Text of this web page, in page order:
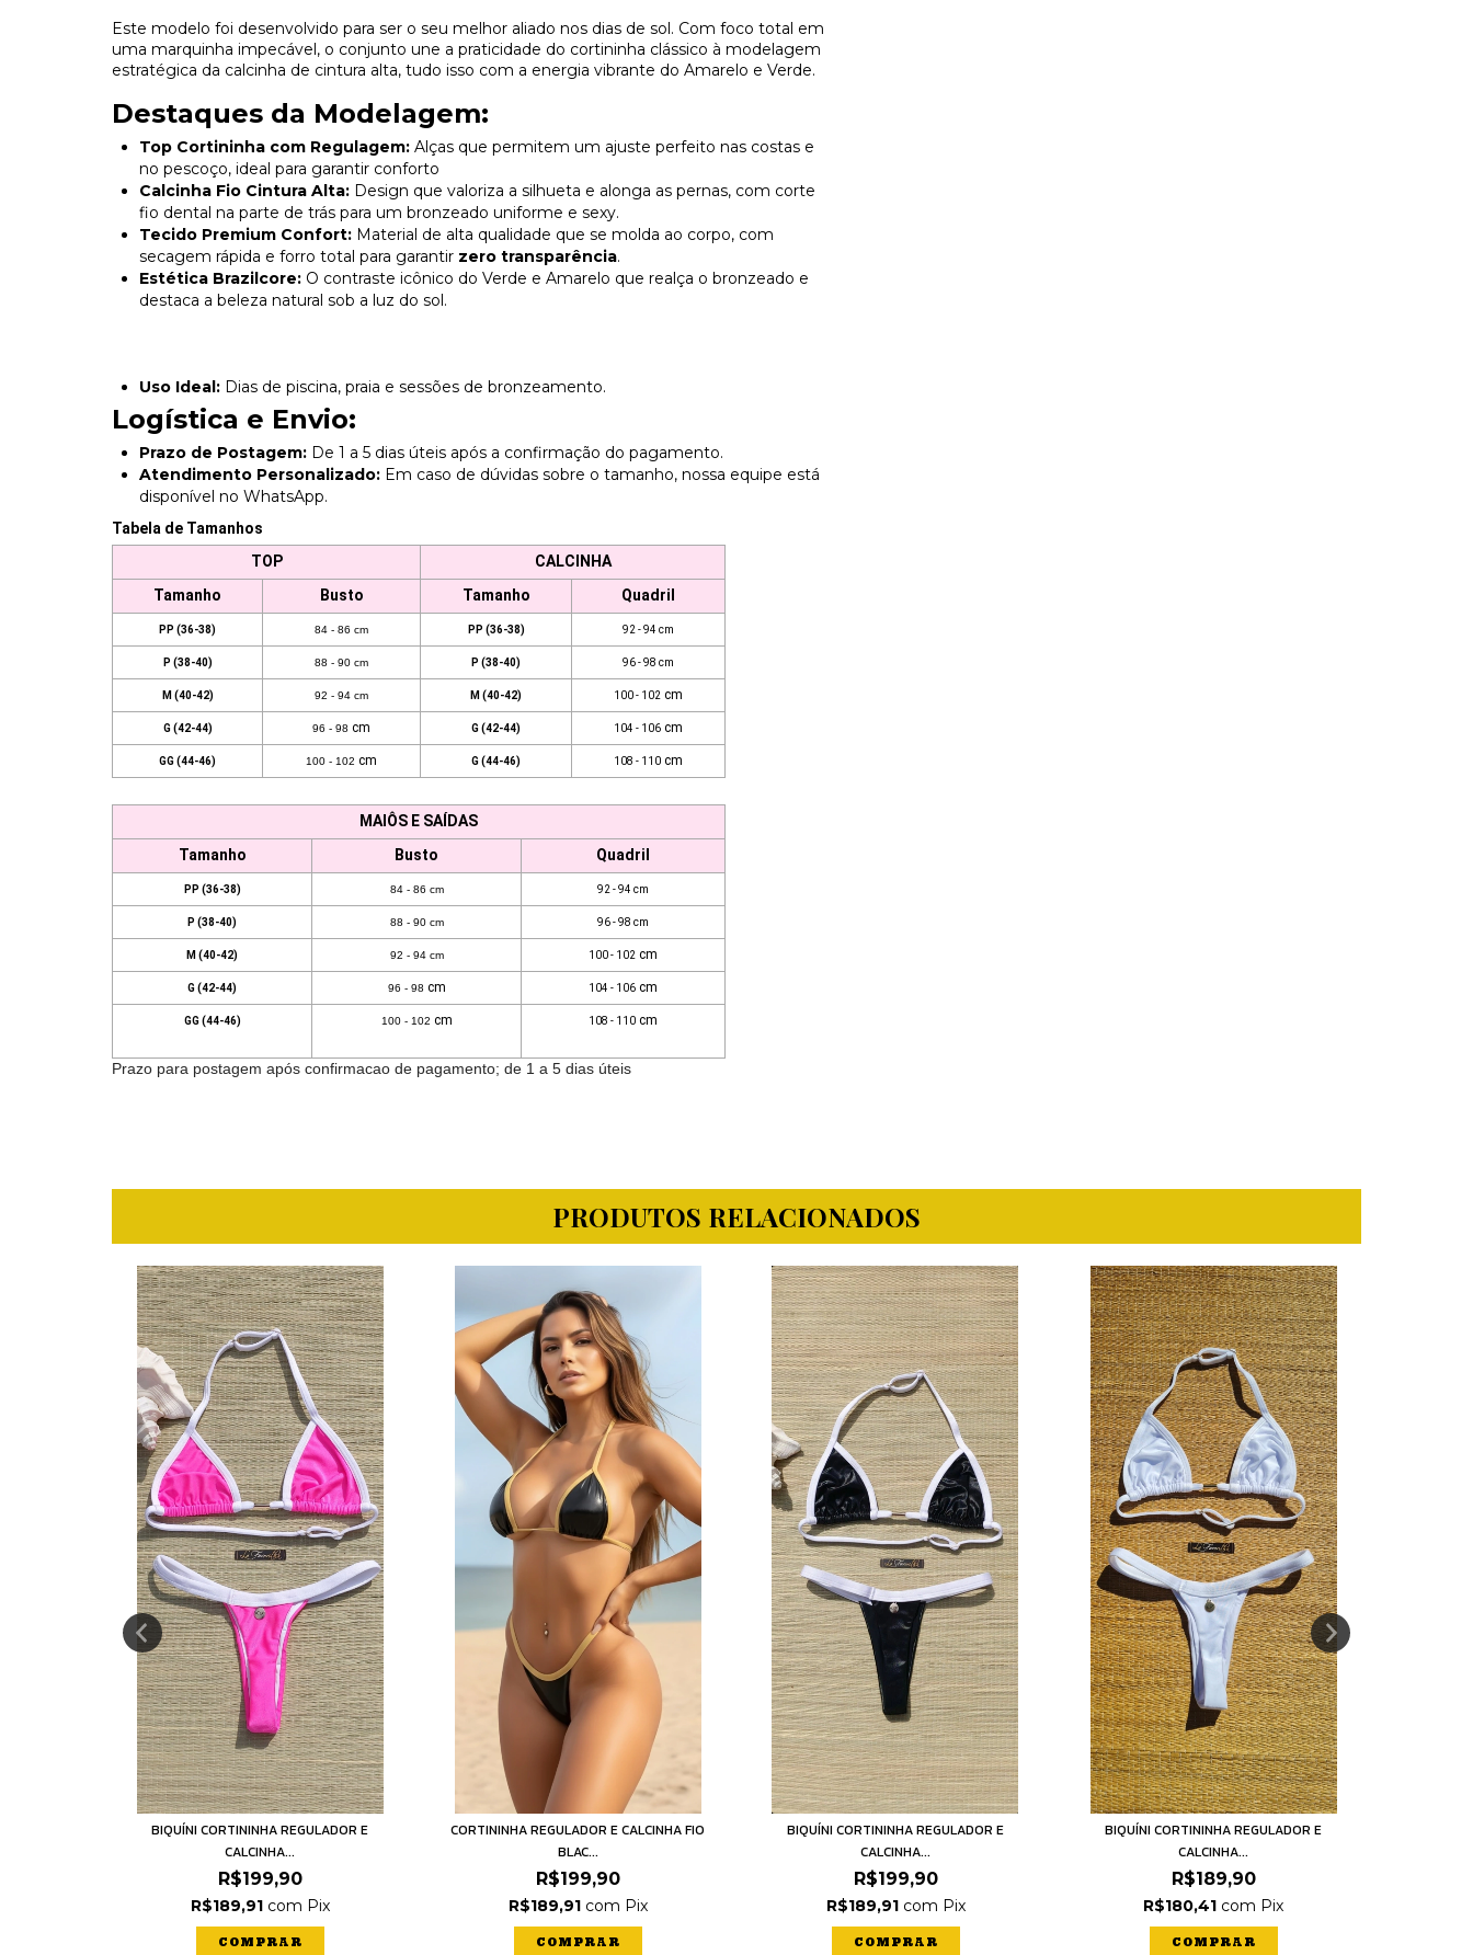
​Este modelo foi desenvolvido para ser o seu melhor aliado nos dias de sol. Com foco total em
uma marquinha impecável, o conjunto une a praticidade do cortininha clássico à modelagem
estratégica da calcinha de cintura alta, tudo isso com a energia vibrante do Amarelo e Verde.
Destaques da Modelagem:
Top Cortininha com Regulagem: Alças que permitem um ajuste perfeito nas costas e
no pescoço, ideal para garantir conforto
Calcinha Fio Cintura Alta: Design que valoriza a silhueta e alonga as pernas, com corte
fio dental na parte de trás para um bronzeado uniforme e sexy.
Tecido Premium Confort: Material de alta qualidade que se molda ao corpo, com
secagem rápida e forro total para garantir zero transparência.
Estética Brazilcore: O contraste icônico do Verde e Amarelo que realça o bronzeado e
destaca a beleza natural sob a luz do sol.
Uso Ideal: Dias de piscina, praia e sessões de bronzeamento.
Logística e Envio:
Prazo de Postagem: De 1 a 5 dias úteis após a confirmação do pagamento.
Atendimento Personalizado: Em caso de dúvidas sobre o tamanho, nossa equipe está
disponível no WhatsApp.
Tabela de Tamanhos
TOP
CALCINHA
Tamanho
Busto Tamanho Quadril
PP (36-38) 84 - 86 cm PP (36-38) 92 - 94 cm
P (38-40) 88 - 90 cm P (38-40) 96 - 98 cm
M (40-42) 92 - 94 cm M (40-42) 100 - 102 cm
G (42-44) 96 - 98 cm G (42-44) 104 - 106 cm
GG (44-46) 100 - 102 cm G (44-46) 108 - 110 cm
MAIÔS E SAÍDAS
Tamanho
Busto Quadril
PP (36-38) 84 - 86 cm 92 - 94 cm
P (38-40) 88 - 90 cm 96 - 98 cm
M (40-42) 92 - 94 cm 100 - 102 cm
G (42-44) 96 - 98 cm 104 - 106 cm
GG (44-46) 100 - 102 cm 108 - 110 cm
Prazo para postagem após confirmacao de pagamento; de 1 a 5 dias úteis
PRODUTOS RELACIONADOS
BIQUÍNI CORTININHA REGULADOR E
CALCINHA...
R$199,90
R$189,91 com Pix
COMPRAR
CORTININHA REGULADOR E CALCINHA FIO
BLAC...
R$199,90
R$189,91 com Pix
COMPRAR
BIQUÍNI CORTININHA REGULADOR E
CALCINHA...
R$199,90
R$189,91 com Pix
COMPRAR
BIQUÍNI CORTININHA REGULADOR E
CALCINHA...
R$189,90
R$180,41 com Pix
COMPRAR